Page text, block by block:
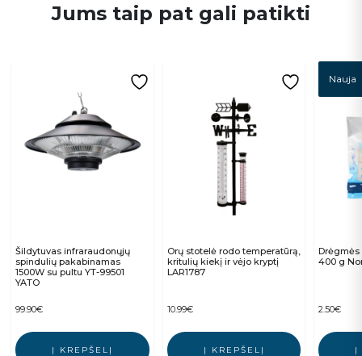
Jums taip pat gali patikti
Šildytuvas infraraudonųjų
spindulių pakabinamas
1500W su pultu YT-99501
YATO
99.90€
Į KREPŠELĮ
Orų stotelė rodo temperatūrą,
kritulių kiekį ir vėjo kryptį
LAR1787
10.99€
Į KREPŠELĮ
Nauja
400 g
2.50€
Į